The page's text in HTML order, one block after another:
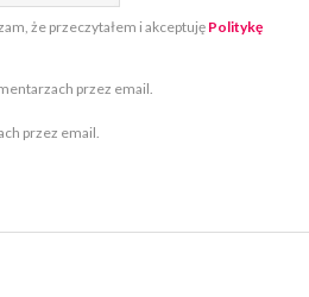
że przeczytałem i akceptuję Politykę
przez email.
przez email.